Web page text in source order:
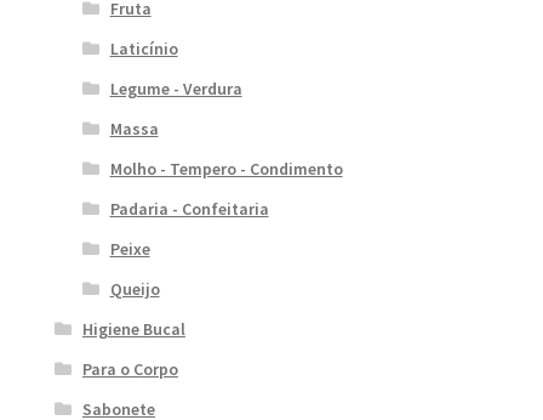
Fruta
Laticínio
Legume - Verdura
Massa
Molho - Tempero - Condimento
Padaria - Confeitaria
Peixe
Queijo
Higiene Bucal
Para o Corpo
Sabonete